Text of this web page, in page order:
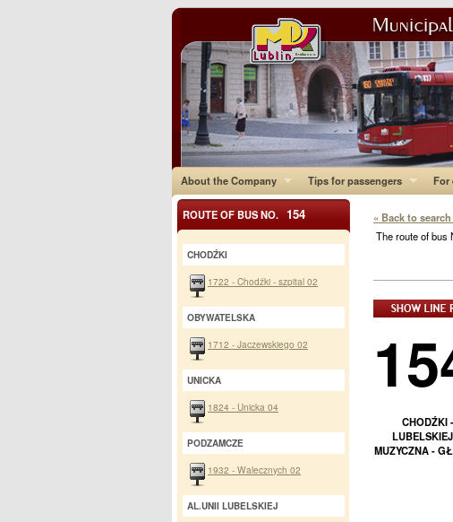
About the Company Tips for passengers For
« Back to
The route of bus
CHODŹKI
MUZYCZNA -
ROUTE OF BUS NO. 154
CHODŹKI
1722 - Chodźki - szpital 02
OBYWATELSKA
1712 - Jaczewskiego 02
UNICKA
1824 - Unicka 04
PODZAMCZE
1932 - Walecznych 02
AL.UNII LUBELSKIEJ